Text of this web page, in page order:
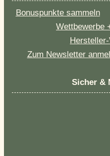
Bonuspunkte sammeln
Wettbewerbe
Zum Newsletter
Sicher &